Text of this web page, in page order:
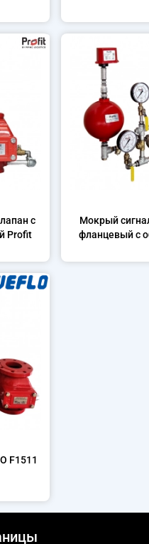
с
Profit
Мокрый
фланцевый с
F1511